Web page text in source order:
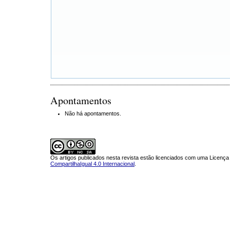
Apontamentos
Não há apontamentos.
Os artigos publicados nesta revista estão licenciados com uma Licença
CompartilhaIgual 4.0 Internacional